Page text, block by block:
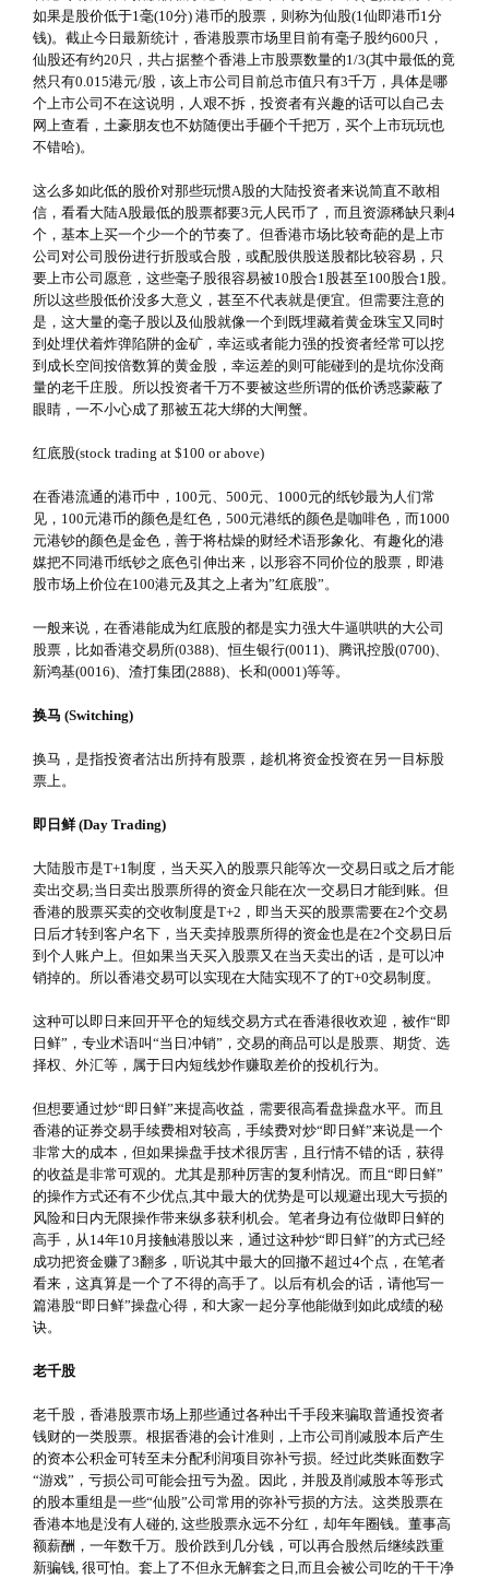
如果是股价低于1毫(10分) 港币的股票，则称为仙股(1仙即港币1分
钱)。截止今日最新统计，香港股票市场里目前有毫子股约600只，
仙股还有约20只，共占据整个香港上市股票数量的1/3(其中最低的竟
然只有0.015港元/股，该上市公司目前总市值只有3千万，具体是哪
个上市公司不在这说明，人艰不拆，投资者有兴趣的话可以自己去
网上查看，土豪朋友也不妨随便出手砸个千把万，买个上市玩玩也
不错哈)。
这么多如此低的股价对那些玩惯A股的大陆投资者来说简直不敢相
信，看看大陆A股最低的股票都要3元人民币了，而且资源稀缺只剩4
个，基本上买一个少一个的节奏了。但香港市场比较奇葩的是上市
公司对公司股份进行折股或合股，或配股供股送股都比较容易，只
要上市公司愿意，这些毫子股很容易被10股合1股甚至100股合1股。
所以这些股低价没多大意义，甚至不代表就是便宜。但需要注意的
是，这大量的毫子股以及仙股就像一个到既埋藏着黄金珠宝又同时
到处埋伏着炸弹陷阱的金矿，幸运或者能力强的投资者经常可以挖
到成长空间按倍数算的黄金股，幸运差的则可能碰到的是坑你没商
量的老千庄股。所以投资者千万不要被这些所谓的低价诱惑蒙蔽了
眼睛，一不小心成了那被五花大绑的大闸蟹。
红底股(stock trading at $100 or above)
在香港流通的港币中，100元、500元、1000元的纸钞最为人们常
见，100元港币的颜色是红色，500元港纸的颜色是咖啡色，而1000
元港钞的颜色是金色，善于将枯燥的财经术语形象化、有趣化的港
媒把不同港币纸钞之底色引伸出来，以形容不同价位的股票，即港
股市场上价位在100港元及其之上者为”红底股”。
一般来说，在香港能成为红底股的都是实力强大牛逼哄哄的大公司
股票，比如香港交易所(0388)、恒生银行(0011)、腾讯控股(0700)、
新鸿基(0016)、渣打集团(2888)、长和(0001)等等。
换马 (Switching)
换马，是指投资者沽出所持有股票，趁机将资金投资在另一目标股
票上。
即日鲜 (Day Trading)
大陆股市是T+1制度，当天买入的股票只能等次一交易日或之后才能
卖出交易;当日卖出股票所得的资金只能在次一交易日才能到账。但
香港的股票买卖的交收制度是T+2，即当天买的股票需要在2个交易
日后才转到客户名下，当天卖掉股票所得的资金也是在2个交易日后
到个人账户上。但如果当天买入股票又在当天卖出的话，是可以冲
销掉的。所以香港交易可以实现在大陆实现不了的T+0交易制度。
这种可以即日来回开平仓的短线交易方式在香港很收欢迎，被作“即
日鲜”，专业术语叫“当日冲销”，交易的商品可以是股票、期货、选
择权、外汇等，属于日内短线炒作赚取差价的投机行为。
但想要通过炒“即日鲜”来提高收益，需要很高看盘操盘水平。而且
香港的证券交易手续费相对较高，手续费对炒“即日鲜”来说是一个
非常大的成本，但如果操盘手技术很厉害，且行情不错的话，获得
的收益是非常可观的。尤其是那种厉害的复利情况。而且“即日鲜”
的操作方式还有不少优点,其中最大的优势是可以规避出现大亏损的
风险和日内无限操作带来纵多获利机会。笔者身边有位做即日鲜的
高手，从14年10月接触港股以来，通过这种炒“即日鲜”的方式已经
成功把资金赚了3翻多，听说其中最大的回撤不超过4个点，在笔者
看来，这真算是一个了不得的高手了。以后有机会的话，请他写一
篇港股“即日鲜”操盘心得，和大家一起分享他能做到如此成绩的秘
诀。
老千股
老千股，香港股票市场上那些通过各种出千手段来骗取普通投资者
钱财的一类股票。根据香港的会计准则，上市公司削减股本后产生
的资本公积金可转至未分配利润项目弥补亏损。经过此类账面数字
“游戏”，亏损公司可能会扭亏为盈。因此，并股及削减股本等形式
的股本重组是一些“仙股”公司常用的弥补亏损的方法。这类股票在
香港本地是没有人碰的, 这些股票永远不分红，却年年圈钱。董事高
额薪酬，一年数千万。股价跌到几分钱，可以再合股然后继续跌重
新骗钱, 很可怕。套上了不但永无解套之日,而且会被公司吃的干干净